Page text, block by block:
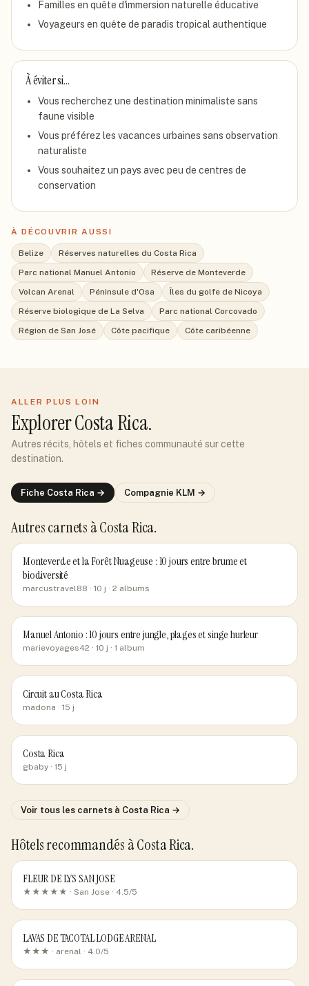
Familles en quête d'immersion naturelle éducative
Voyageurs en quête de paradis tropical authentique
À éviter si…
Vous recherchez une destination minimaliste sans
faune visible
Vous préférez les vacances urbaines sans observation
naturaliste
Vous souhaitez un pays avec peu de centres de
conservation
À DÉCOUVRIR AUSSI
Belize
Réserves naturelles du Costa Rica
Parc national Manuel Antonio
Réserve de Monteverde
Volcan Arenal
Péninsule d'Osa
Îles du golfe de Nicoya
Réserve biologique de La Selva
Parc national Corcovado
Région de San José
Côte pacifique Côte caribéenne
ALLER PLUS LOIN
ExplorerCosta Rica.
Autres récits, hôtels et fiches communauté sur cette
destination.
Fiche Costa Rica → Compagnie KLM →
Autres carnets à Costa Rica.
Monteverde et la Forêt Nuageuse : 10 jours entre brume et
biodiversité
marcustravel88 · 10 j · 2 albums
Manuel Antonio : 10 jours entre jungle, plages et singe hurleur
marievoyages42 · 10 j · 1 album
Circuit au Costa Rica
madona · 15 j
Costa Rica
gbaby · 15 j
Voir tous les carnets à Costa Rica →
Hôtels recommandés à Costa Rica.
FLEUR DE LYS SAN JOSE
★★★★★ · San Jose · 4.5/5
LAVAS DE TACOTAL LODGE ARENAL
★★★ · arenal · 4.0/5